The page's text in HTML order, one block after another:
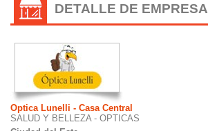
DETALLE DE EMPRESA
Optica Lunelli - Casa Central
SALUD Y BELLEZA - OPTICAS